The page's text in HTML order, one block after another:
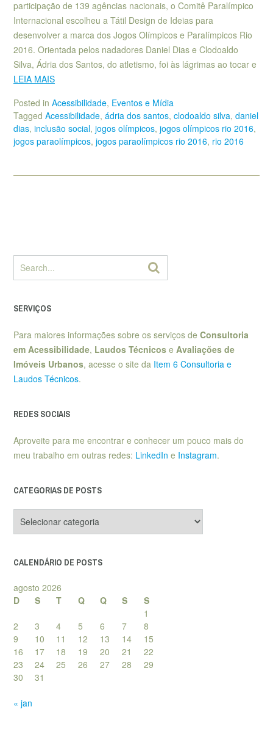
participação de 139 agências nacionais, o Comitê Paralímpico
Internacional escolheu a Tátil Design de Ideias para
desenvolver a marca dos Jogos Olímpicos e Paralímpicos Rio
2016. Orientada pelos nadadores Daniel Dias e Clodoaldo
Silva, Ádria dos Santos, do atletismo, foi às lágrimas ao tocar e
LEIA MAIS
Posted in Acessibilidade, Eventos e Mídia
Tagged Acessibilidade, ádria dos santos, clodoaldo silva, daniel
dias, inclusão social, jogos olímpicos, jogos olímpicos rio 2016,
jogos paraolímpicos, jogos paraolímpicos rio 2016, rio 2016
SERVIÇOS
Para maiores informações sobre os serviços de Consultoria
em Acessibilidade, Laudos Técnicos e Avaliações de
Imóveis Urbanos, acesse o site da Item 6 Consultoria e
Laudos Técnicos.
REDES SOCIAIS
Aproveite para me encontrar e conhecer um pouco mais do
meu trabalho em outras redes: LinkedIn e Instagram.
CATEGORIAS DE POSTS
de
CALENDÁRIO DE POSTS
agosto 2026
D
S T Q Q S
S
1
2
3 4 5 6 7
8
9
10 11 12 13 14
15
16
17 18 19 20 21
22
23
24 25 26 27 28
29
30
31
« jan